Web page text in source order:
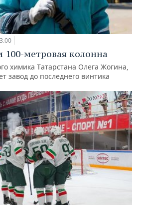
метровая колонна
химика Татарстана Олега Жогина,
завод до последнего винтика